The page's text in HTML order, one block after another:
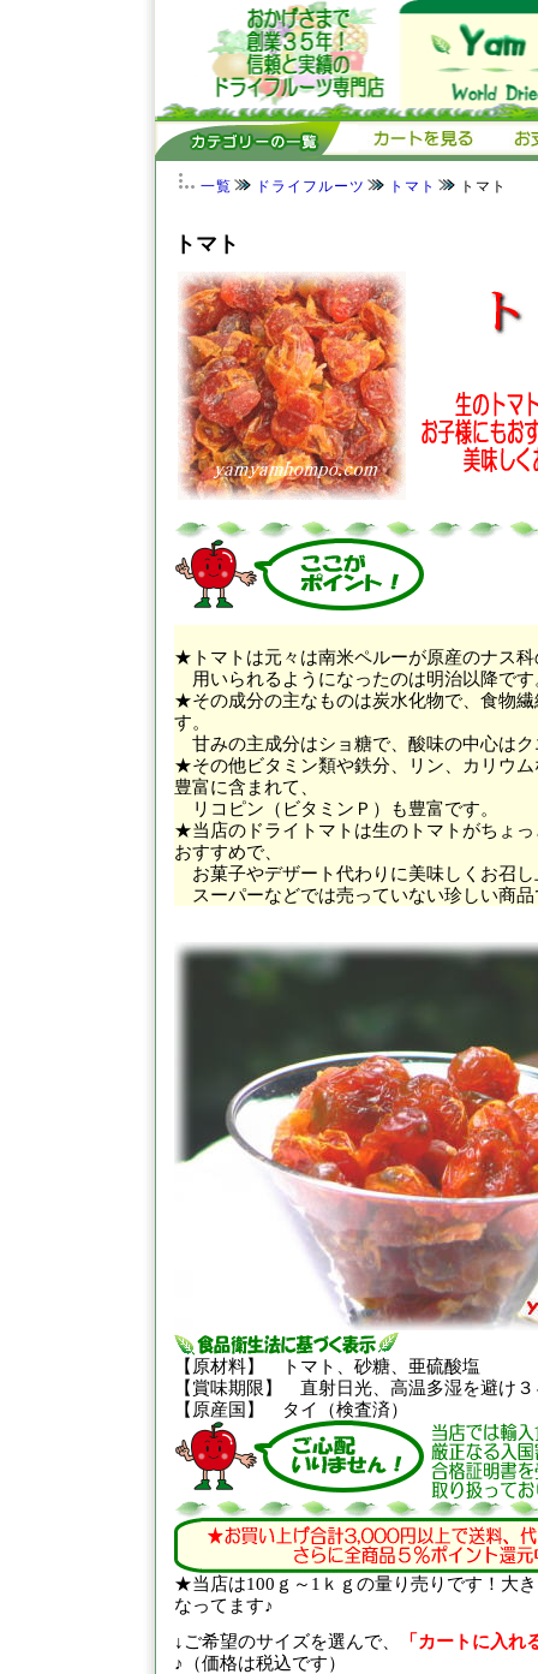
一覧 ドライフルーツ トマト トマト
トマト
★トマトは元々は南米ペルーが原産のナス
用いられるようになったのは明治以降です
★その成分の主なものは炭水化物で、食物
す。
甘みの主成分はショ糖で、酸味の中心は
★その他ビタミン類や鉄分、リン、カリウ
豊富に含まれて、
リコピン（ビタミンＰ）も豊富です。
★当店のドライトマトは生のトマトがちょ
おすすめで、
お菓子やデザート代わりに美味しくお召
スーパーなどでは売っていない珍しい商品
【原材料】 トマト、砂糖、亜硫酸塩
【賞味期限】 直射日光、高温多湿を避け
【原産国】 タイ（検査済）
★当店は100ｇ～1ｋｇの量り売りです！大
なってます♪
↓ご希望のサイズを選んで、
「カートに入れ
♪（価格は税込です）